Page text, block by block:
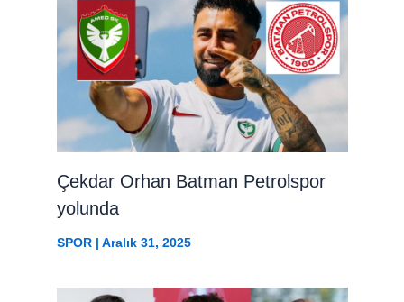
Çekdar Orhan Batman Petrolspor
yolunda
SPOR| Aralık 31, 2025